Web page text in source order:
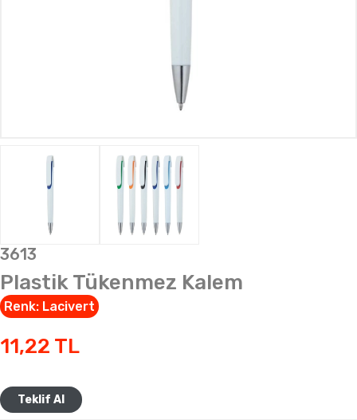
3613
Plastik Tükenmez Kalem
Renk: Lacivert
11,22 TL
Teklif Al